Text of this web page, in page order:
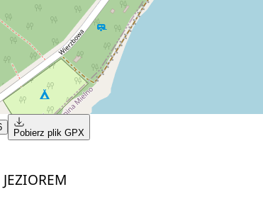
Pobierz plik GPX